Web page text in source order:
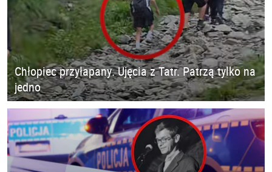
Chłopiec przyłapany. Ujęcia z Tatr. Patrzą tylko na
jedno